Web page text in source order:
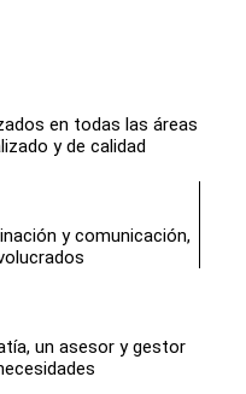
en todas las áreas
y de calidad
y comunicación,
un asesor y gestor